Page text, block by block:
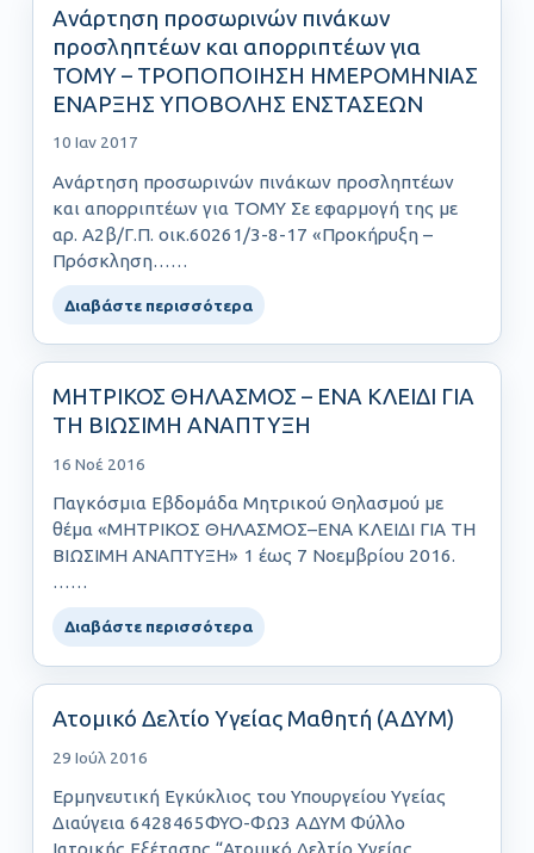
Ανάρτηση προσωρινών πινάκων
προσληπτέων και απορριπτέων για
ΤΟΜΥ – ΤΡΟΠΟΠΟΙΗΣΗ ΗΜΕΡΟΜΗΝΙΑΣ
ΕΝΑΡΞΗΣ ΥΠΟΒΟΛΗΣ ΕΝΣΤΑΣΕΩΝ
10 Ιαν 2017
Ανάρτηση προσωρινών πινάκων προσληπτέων
και απορριπτέων για ΤΟΜΥ Σε εφαρμογή της με
αρ. Α2β/Γ.Π. οικ.60261/3-8-17 «Προκήρυξη –
Πρόσκληση……
Διαβάστε περισσότερα
ΜΗΤΡΙΚΟΣ ΘΗΛΑΣΜΟΣ – ΕΝΑ ΚΛΕΙΔΙ ΓΙΑ
ΤΗ ΒΙΩΣΙΜΗ ΑΝΑΠΤΥΞΗ
16 Νοέ 2016
Παγκόσμια Εβδομάδα Μητρικού Θηλασμού με
θέμα «ΜΗΤΡΙΚΟΣ ΘΗΛΑΣΜΟΣ–ΕΝΑ ΚΛΕΙΔΙ ΓΙΑ ΤΗ
ΒΙΩΣΙΜΗ ΑΝΑΠΤΥΞΗ» 1 έως 7 Νοεμβρίου 2016.
……
Διαβάστε περισσότερα
Ατομικό Δελτίο Υγείας Μαθητή (ΑΔΥΜ)
29 Ιούλ 2016
Ερμηνευτική Εγκύκλιος του Υπουργείου Υγείας
Διαύγεια 6428465ΦΥΟ-ΦΩ3 ΑΔΥΜ Φύλλο
Ιατρικής Εξέτασης “Ατομικό Δελτίο Υγείας